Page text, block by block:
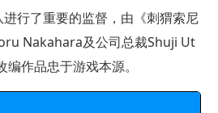
行了重要的监督，由《刺猬索尼
Nakahara及公司总裁Shuji Ut
作品忠于游戏本源。